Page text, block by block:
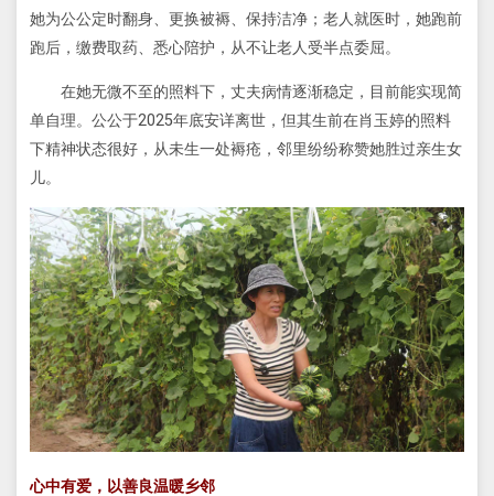
她为公公定时翻身、更换被褥、保持洁净；老人就医时，她跑前
跑后，缴费取药、悉心陪护，从不让老人受半点委屈。
在她无微不至的照料下，丈夫病情逐渐稳定，目前能实现简
单自理。公公于2025年底安详离世，但其生前在肖玉婷的照料
下精神状态很好，从未生一处褥疮，邻里纷纷称赞她胜过亲生女
儿。
心中有爱，以善良温暖乡邻